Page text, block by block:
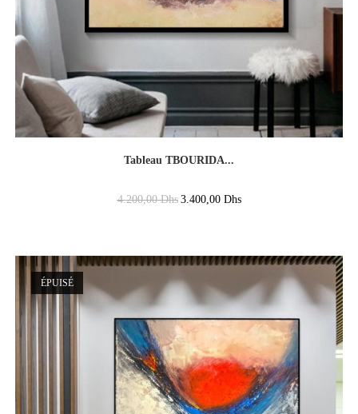
Tableau TBOURIDA...
4.200,00Dhs 3.400,00 Dhs
ÉPUISÉ